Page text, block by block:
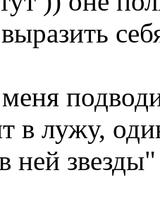
в лужу,
ней звезды"